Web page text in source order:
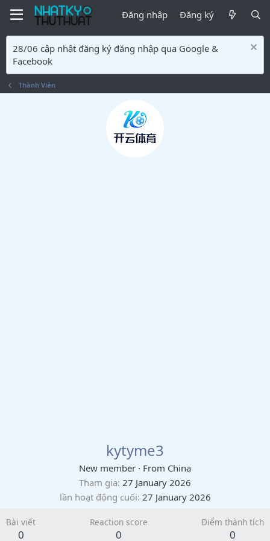
Đăng nhập Đăng ký
28/06 cập nhật đăng ký đăng nhập qua Google &
Facebook
Thành Viên
kytyme3
New member · From China
Tham gia 27 January 2026
lần hoạt động cuối 27 January 2026
Bài viết
0
Reaction score
0
Điểm thành tích
0